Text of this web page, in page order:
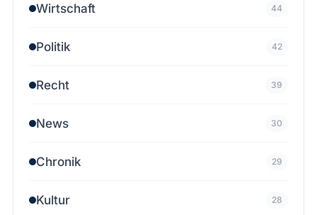
Wirtschaft 44
Politik 42
Recht 39
News 30
Chronik 29
Kultur 28